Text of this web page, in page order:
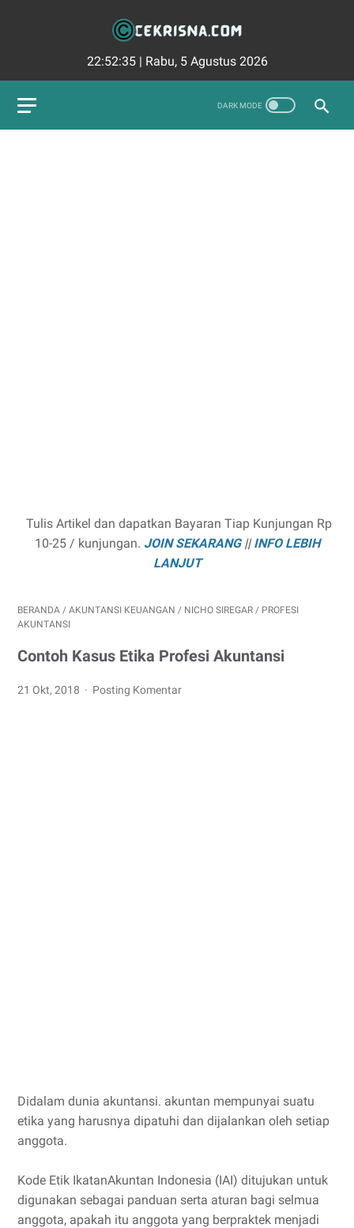
22:52:37| Rabu, 5 Agustus 2026
Tulis Artikel dan dapatkan Bayaran Tiap Kunjungan Rp
10-25 / kunjungan. JOIN SEKARANG||INFO LEBIH
LANJUT
BERANDA / AKUNTANSI KEUANGAN / NICHO SIREGAR / PROFESI
AKUNTANSI
Contoh Kasus Etika Profesi Akuntansi
21 Okt, 2018 Posting Komentar
Didalam dunia akuntansi. akuntan mempunyai suatu
etika yang harusnya dipatuhi dan dijalankan oleh setiap
anggota.
Kode Etik IkatanAkuntan Indonesia (IAI) ditujukan untuk
digunakan sebagai panduan serta aturan bagi selmua
anggota, apakah itu anggota yang berpraktek menjadi